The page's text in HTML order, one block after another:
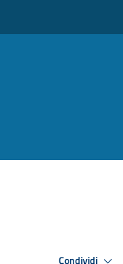
Condividi